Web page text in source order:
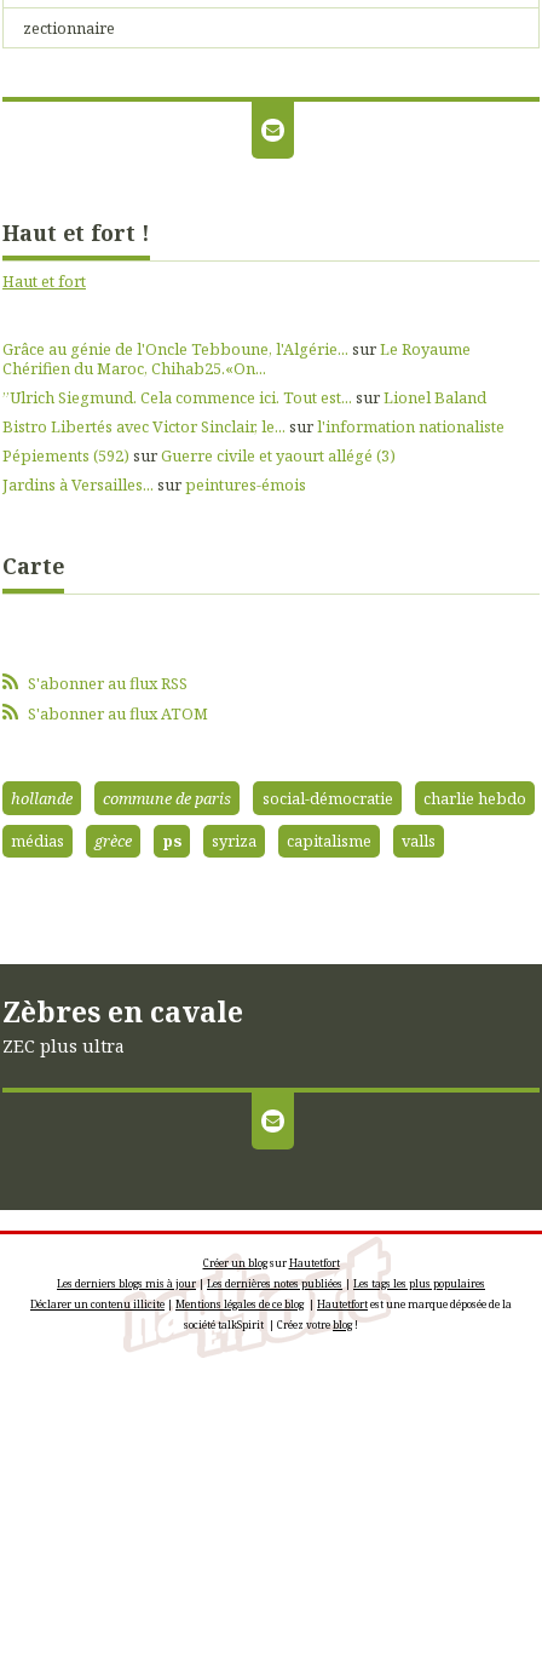
zectionnaire
Haut et fort !
Haut et fort
Grâce au génie de l'Oncle Tebboune, l'Algérie... surLe Royaume
Chérifien du Maroc, Chihab25.«On...
”Ulrich Siegmund. Cela commence ici. Tout est... surLionel Baland
Bistro Libertés avec Victor Sinclair, le... surl'information nationaliste
Pépiements (592) surGuerre civile et yaourt allégé (3)
Jardins à Versailles... surpeintures-émois
Carte
S'abonner au flux RSS
S'abonner au flux ATOM
hollande commune de paris social-démocratie
charlie hebdo
médias
grèce ps syriza capitalisme valls
Zèbres en cavale
ZEC plus ultra
Créer un blogsurHautetfort
Les derniers blogs mis à jour|Les dernières notes publiées |Les tags les plus populaires
Déclarer un contenu illicite| Mentions légales de ce blog| Hautetfortest une marque déposée de la
société talkSpirit | Créez votreblog!